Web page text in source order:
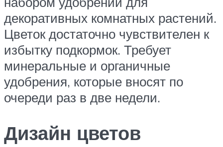
декоративных комнатных растений.
Цветок достаточно чувствителен к
избытку подкормок. Требует
минеральные и органичные
удобрения, которые вносят по
очереди раз в две недели.
Дизайн цветов